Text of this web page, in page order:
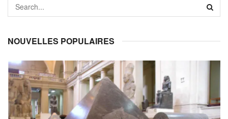
NOUVELLES POPULAIRES